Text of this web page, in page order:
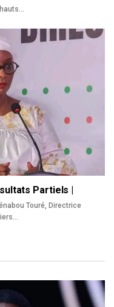
Partiels |
Touré, Directrice